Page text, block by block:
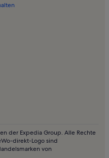
der Expedia Group. Alle Rechte
direkt-Logo sind
von